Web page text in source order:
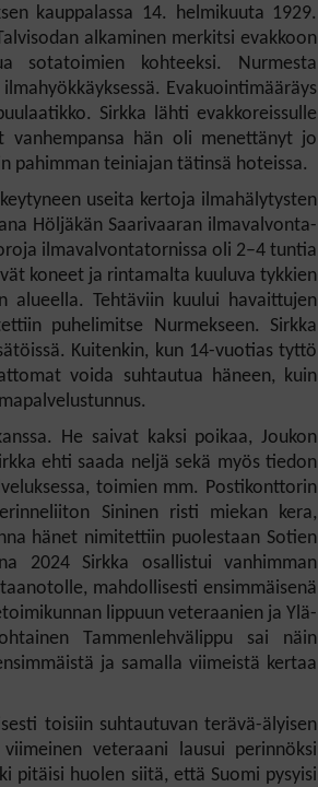
kauppalassa 14. helmikuuta 1929.
alkaminen merkitsi evakkoon
sotatoimien kohteeksi. Nurmesta
Evakuointimääräys
Sirkka lähti evakkoreissulle
vanhempansa hän oli menettänyt jo
pahimman teiniajan tätinsä hoteissa.
useita kertoja ilmahälytysten
Höljäkän Saarivaaran ilmavalvonta-
ilmavalvontatornissa oli 2–4 tuntia
koneet ja rintamalta kuuluva tykkien
alueella. Tehtäviin kuului havaittujen
puhelimitse Nurmekseen. Sirkka
Kuitenkin, kun 14-vuotias tyttö
voida suhtautua häneen, kuin
He saivat kaksi poikaa, Joukon
ehti saada neljä sekä myös tiedon
toimien mm. Postikonttorin
Sininen risti miekan kera,
hänet nimitettiin puolestaan Sotien
2024 Sirkka osallistui vanhimman
mahdollisesti ensimmäisenä
lippuunveteraanien ja Ylä-
Tammenlehvälippu sai näin
ja samalla viimeistä kertaa
toisiin suhtautuvan terävä-älyisen
veteraani lausui perinnöksi
pitäisi huolen siitä, että Suomi pysyisi